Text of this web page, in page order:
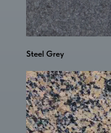
Steel Grey